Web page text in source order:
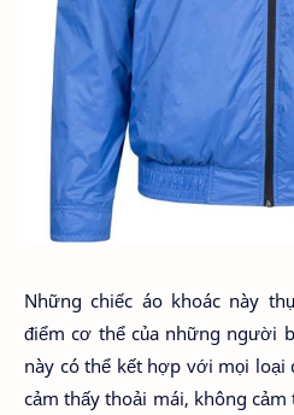
Những chiếc áo khoác này
điểm cơ thể của những người
này có thể kết hợp với mọi loại
cảm thấy thoải mái, không